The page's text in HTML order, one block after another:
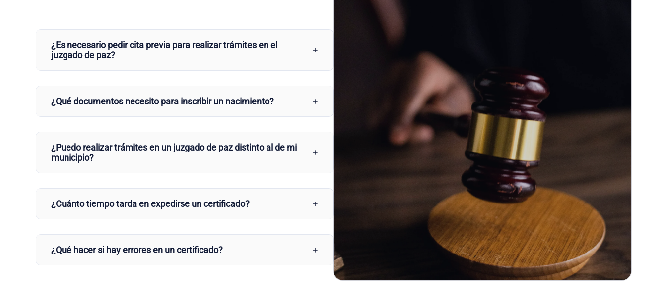
¿Es necesario pedir cita previa para realizar trámites en el
juzgado de paz?
¿Qué documentos necesito para inscribir un nacimiento?
¿Puedo realizar trámites en un juzgado de paz distinto al de mi
municipio?
¿Cuánto tiempo tarda en expedirse un certificado?
¿Qué hacer si hay errores en un certificado?